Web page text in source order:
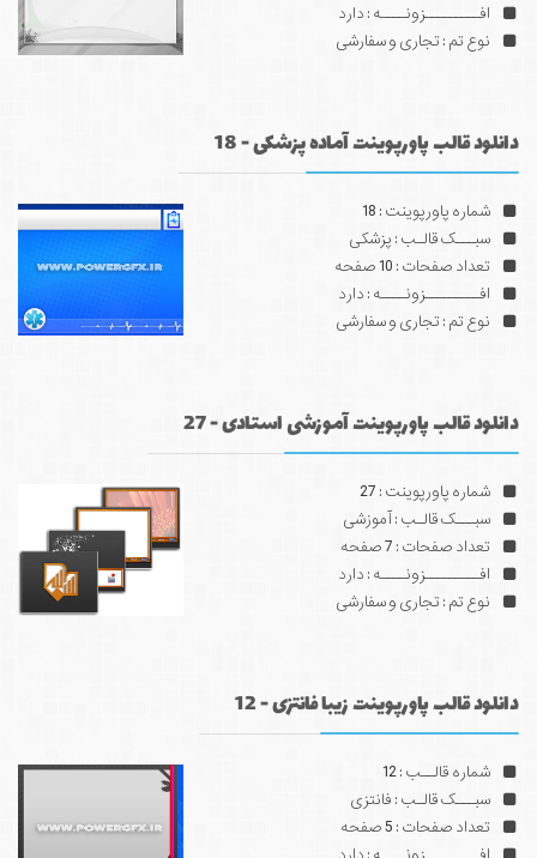
افـــــــــزونــــه : دارد
نوع تم : تجاری و سفارشی
دانلود قالب پاورپوینت آماده پزشکی - 18
شماره پاورپوینت : 18
سبـــک قالـب : پزشکی
تعداد صفحات : 10 صفحه
افـــــــــزونــــه : دارد
نوع تم : تجاری و سفارشی
دانلود قالب پاورپوینت آموزشی استادی - 27
شماره پاورپوینت : 27
سبـــک قالـب : آموزشی
تعداد صفحات : 7 صفحه
افـــــــــزونــــه : دارد
نوع تم : تجاری و سفارشی
دانلود قالب پاورپوینت زیبا فانتزی - 12
شماره قالــب : 12
سبـــک قالـب : فانتزی
تعداد صفحات : 5 صفحه